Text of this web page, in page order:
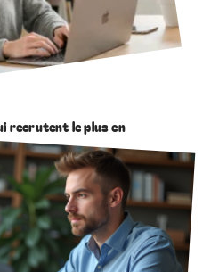
recrutent le plus en